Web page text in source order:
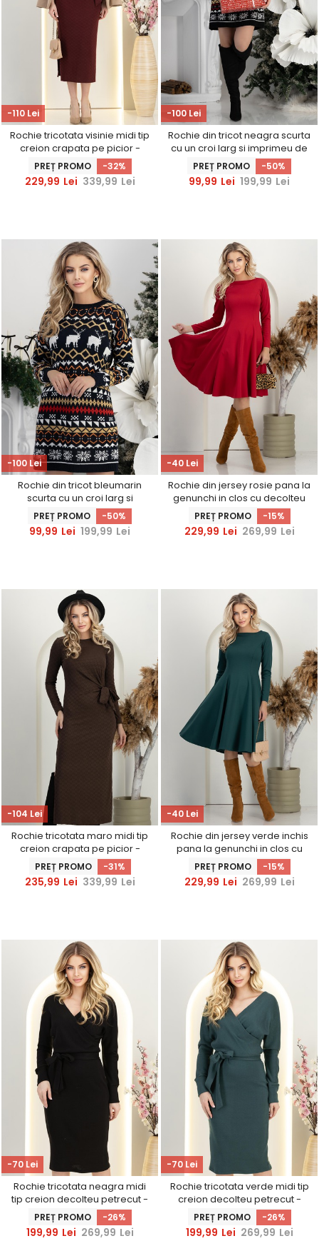
-110 Lei
Rochie tricotata visinie midi tip
creion crapata pe picior -
StarShinerS
PREȚ PROMO -32%
229,99 Lei 339,99 Lei
-100 Lei
Rochie din tricot neagra scurta
cu un croi larg si imprimeu de
Craciun
PREȚ PROMO -50%
99,99 Lei 199,99 Lei
-100 Lei
Rochie din tricot bleumarin
scurta cu un croi larg si
imprimeu de Craciun
PREȚ PROMO -50%
99,99 Lei 199,99 Lei
-40 Lei
Rochie din jersey rosie pana la
genunchi in clos cu decolteu
rotunjit
PREȚ PROMO -15%
229,99 Lei 269,99 Lei
-104 Lei
Rochie tricotata maro midi tip
creion crapata pe picior -
StarShinerS
PREȚ PROMO -31%
235,99 Lei 339,99 Lei
-40 Lei
Rochie din jersey verde inchis
pana la genunchi in clos cu
decolteu rotunjit
PREȚ PROMO -15%
229,99 Lei 269,99 Lei
-70 Lei
Rochie tricotata neagra midi
tip creion decolteu petrecut -
StarShinerS
PREȚ PROMO -26%
199,99 Lei 269,99 Lei
-70 Lei
Rochie tricotata verde midi tip
creion decolteu petrecut -
StarShinerS
PREȚ PROMO -26%
199,99 Lei 269,99 Lei